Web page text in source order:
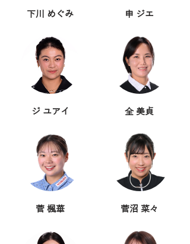
下川 めぐみ
ジ ユアイ
菅 楓華
申 ジエ
全 美貞
菅沼 菜々